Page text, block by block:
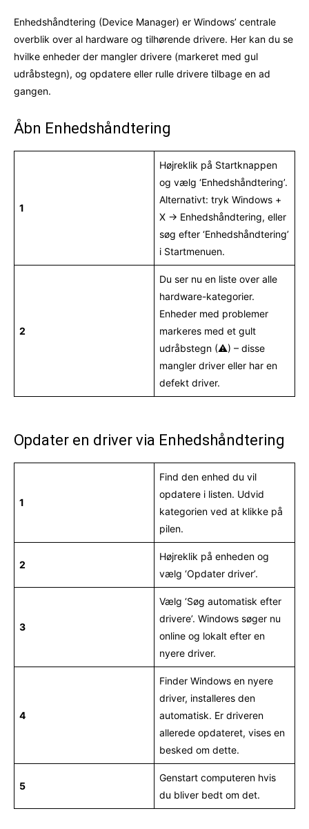
Enhedshåndtering (Device Manager) er Windows’ centrale
overblik over al hardware og tilhørende drivere. Her kan du se
hvilke enheder der mangler drivere (markeret med gul
udråbstegn), og opdatere eller rulle drivere tilbage en ad
gangen.
Åbn Enhedshåndtering
1
Højreklik på Startknappen
og vælg ‘Enhedshåndtering’.
Alternativt: tryk Windows +
X → Enhedshåndtering, eller
søg efter ‘Enhedshåndtering’
i Startmenuen.
2
Du ser nu en liste over alle
hardware-kategorier.
Enheder med problemer
markeres med et gult
udråbstegn (⚠) – disse
mangler driver eller har en
defekt driver.
Opdater en driver via Enhedshåndtering
1
Find den enhed du vil
opdatere i listen. Udvid
kategorien ved at klikke på
pilen.
2
Højreklik på enheden og
vælg ‘Opdater driver’.
3
Vælg ‘Søg automatisk efter
drivere’. Windows søger nu
online og lokalt efter en
nyere driver.
4
Finder Windows en nyere
driver, installeres den
automatisk. Er driveren
allerede opdateret, vises en
besked om dette.
5
Genstart computeren hvis
du bliver bedt om det.